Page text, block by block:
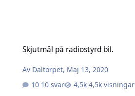
Skjutmål på radiostyrd bil.
Av Daltorpet, Maj 13, 2020
10 svar
4,5k visningar